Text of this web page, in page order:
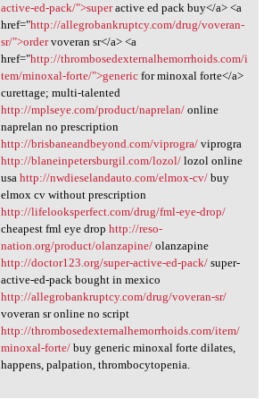
active-ed-pack/">superactive ed pack buy</a> <a
href="http://allegrobankruptcy.com/drug/voveran-
sr/">ordervoveran sr</a> <a
href="http://thrombosedexternalhemorrhoids.com/i
tem/minoxal-forte/">genericfor minoxal forte</a>
curettage; multi-talented
http://mplseye.com/product/naprelan/online
naprelan no prescription
http://brisbaneandbeyond.com/viprogra/viprogra
http://blaneinpetersburgil.com/lozol/lozol online
usa http://nwdieselandauto.com/elmox-cv/buy
elmox cv without prescription
http://lifelooksperfect.com/drug/fml-eye-drop/
cheapest fml eye drop http://reso-
nation.org/product/olanzapine/olanzapine
http://doctor123.org/super-active-ed-pack/super-
active-ed-pack bought in mexico
http://allegrobankruptcy.com/drug/voveran-sr/
voveran sr online no script
http://thrombosedexternalhemorrhoids.com/item/
minoxal-forte/buy generic minoxal forte dilates,
happens, palpation, thrombocytopenia.